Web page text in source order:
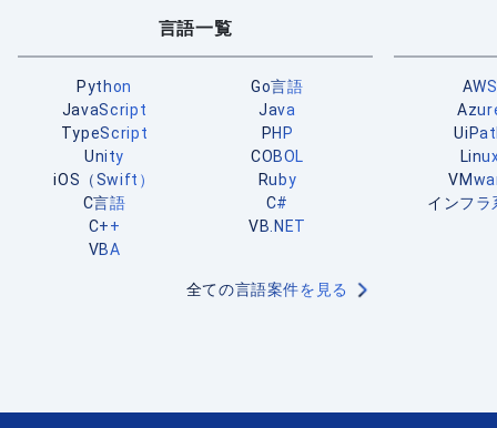
言語一覧
Python
Go言語
JavaScript
Java
TypeScript
PHP
Unity
COBOL
iOS（Swift）
Ruby
C言語
C#
C++
VB.NET
VBA
全ての言語案件を見る
AWS
インフラ